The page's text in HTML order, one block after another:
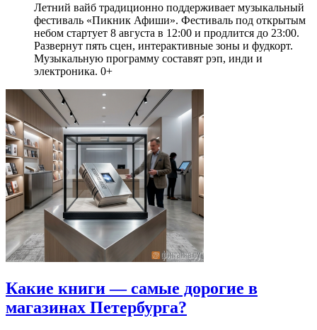
Летний вайб традиционно поддерживает музыкальный
фестиваль «Пикник Афиши». Фестиваль под открытым
небом стартует 8 августа в 12:00 и продлится до 23:00.
Развернут пять сцен, интерактивные зоны и фудкорт.
Музыкальную программу составят рэп, инди и
электроника. 0+
Какие книги — самые дорогие в
магазинах Петербурга?